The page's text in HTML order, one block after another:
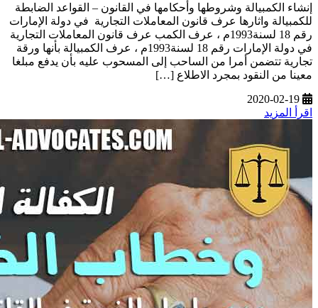
إنشاء الكمبيالة وشروطها وأحكامها في القانون – القواعد الضابطة
للكمبيالة واثارها عرف قانون المعاملات التجارية في دولة الإمارات
رقم 18 لسنة1993م ، عرف الكمب عرف قانون المعاملات التجارية
في دولة الإمارات رقم 18 لسنة1993م ، عرف الكمبيالة بأنها ورقة
تجارية تتضمن أمرا من الساحب إلى المسحوب عليه بأن يدفع مبلغا
معينا من النقود بمجرد الاطلاع […]
2020-02-19
اقرأ المزيد